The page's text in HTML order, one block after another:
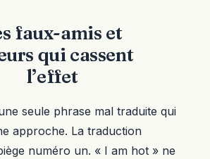
faux-amis et
qui cassent
l’effet
seule phrase mal traduite qui
approche. La traduction
numéro un. « I am hot » ne